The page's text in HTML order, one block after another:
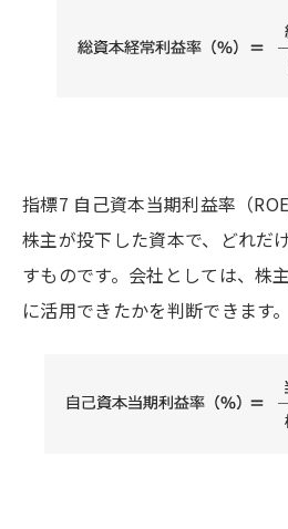
指標7 自己資本当期利益率（ROE
株主が投下した資本で、どれだ
すものです。会社としては、株
に活用できたかを判断できます。